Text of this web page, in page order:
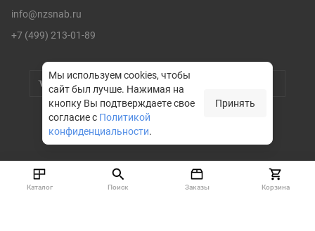
info@nzsnab.ru
+7 (499) 213-01-89
Мы используем cookies, чтобы
сайт был лучше. Нажимая на
кнопку Вы подтверждаете свое
согласие с Политикой
конфиденциальности.
Принять
© НЗСНАБ 2004-2026
Каталог Поиск Заказы Корзина